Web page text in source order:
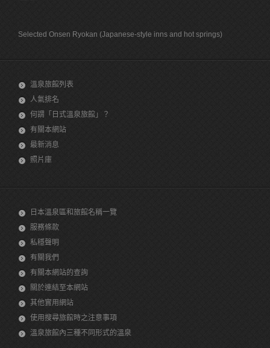
Selected Onsen Ryokan (Japanese-style inns and hot springs)
溫泉旅館列表
人氣排名
何謂「日式溫泉旅館」？
有關本網站
最新消息
照片庫
日本溫泉區和旅館名稱一覽
服務條款
私穩聲明
有關我們
有關本網站的查詢
關於連結至本網站
其他實用網站
使用搜尋旅館時之注意事項
溫泉旅館內三種不同形式的溫泉